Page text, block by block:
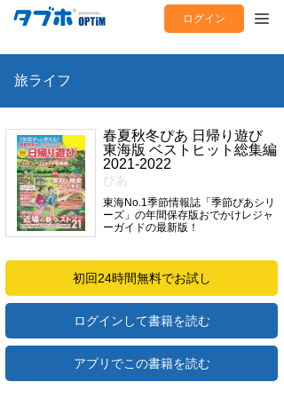
ログイン
旅ライフ
春夏秋冬ぴあ 日帰り遊び
東海版 ベストヒット総集編
2021-2022
ぴあ
東海No.1季節情報誌「季節ぴあシリ
ーズ」の年間保存版おでかけレジャ
ーガイドの最新版！
初回24時間無料でお試し
ログインして書籍を読む
アプリでこの書籍を読む